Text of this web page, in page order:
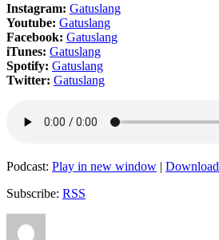
Instagram: Gatuslang
Youtube: Gatuslang
Facebook: Gatuslang
iTunes: Gatuslang
Spotify: Gatuslang
Twitter: Gatuslang
Podcast: Play in new window | Download
Subscribe: RSS